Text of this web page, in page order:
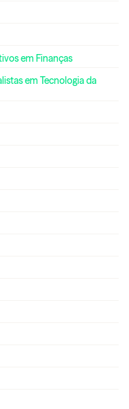
em Finanças
em Tecnologia da